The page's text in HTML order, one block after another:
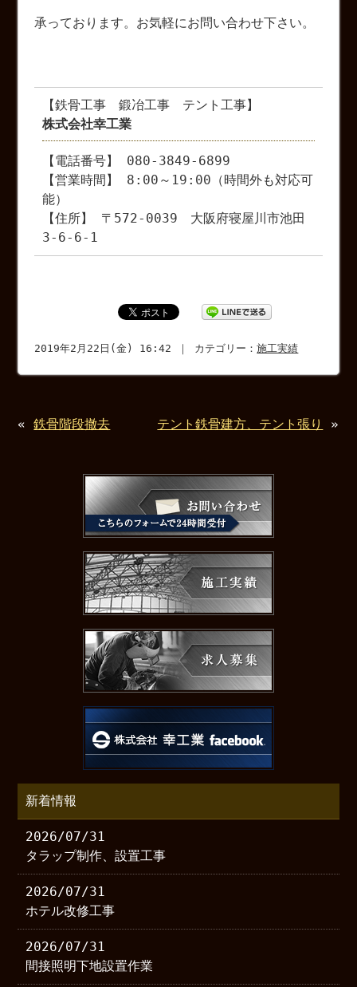
承っております。お気軽にお問い合わせ下さい。
【鉄骨工事 鍛冶工事 テント工事】
株式会社幸工業
【電話番号】 080-3849-6899
【営業時間】 8:00～19:00（時間外も対応可
能）
【住所】 〒572-0039 大阪府寝屋川市池田
3-6-6-1
2019年2月22日(金) 16:42 ｜ カテゴリー：施工実績
«鉄骨階段撤去 テント鉄骨建方、テント張り »
新着情報
2026/07/31
タラップ制作、設置工事
2026/07/31
ホテル改修工事
2026/07/31
間接照明下地設置作業